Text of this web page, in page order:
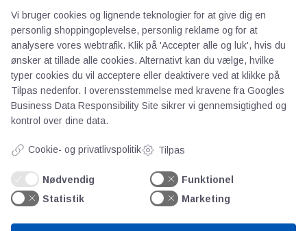
Videncentre
Teknologisk Institut
Bitva
Videncentre
Litteratur
Forkortelser
Værd at besøge
Alltomteknikindustrin
Vi bruger cookies og lignende teknologier for at give dig en
personlig shoppingoplevelse, personlig reklame og for at
analysere vores webtrafik. Klik på 'Accepter alle og luk', hvis du
ønsker at tillade alle cookies. Alternativt kan du vælge, hvilke
typer cookies du vil acceptere eller deaktivere ved at klikke på
Tilpas nedenfor. I overensstemmelse med kravene fra Googles
Business Data Responsibility Site sikrer vi gennemsigtighed og
kontrol over dine data.
Cookie- og privatlivspolitik Tilpas
Nødvendig
Funktionel
Statistik
Marketing